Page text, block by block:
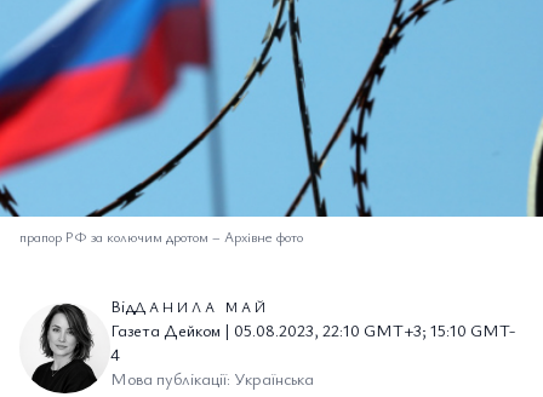
прапор РФ за колючим дротом – Архівне фото
ВідДАНИЛА МАЙ
Газета Дейком | 05.08.2023, 22:10 GMT+3; 15:10 GMT-
4
Мова публікації: Українська